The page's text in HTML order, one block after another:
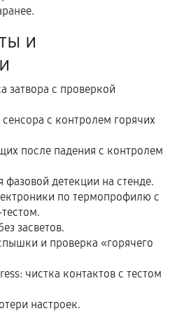
комплектующие
оформление
Стоимость, сроки и
отдельно и
действует
эксплуатации,
и
затвора с проверкой
с контролем горячих
после падения с контролем
детекции на стенде.
по термопрофилю с
засветов.
и проверка «горячего
чистка контактов с тестом
настроек.